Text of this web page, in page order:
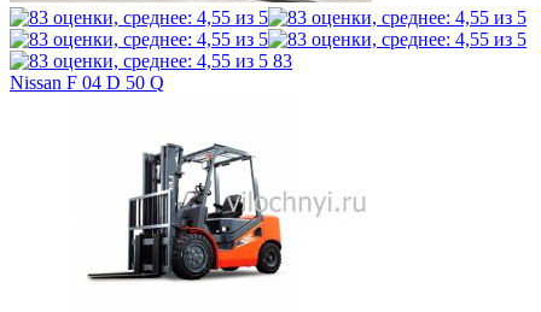
83
Nissan F 04 D 50 Q